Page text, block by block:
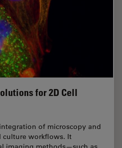
for 2D Cell
of microscopy and
culture workflows. It